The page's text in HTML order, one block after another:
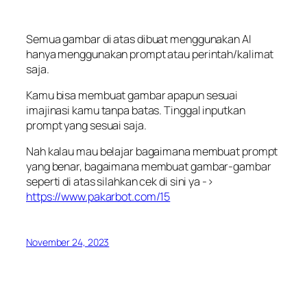
Semua gambar di atas dibuat menggunakan AI
hanya menggunakan prompt atau perintah/kalimat
saja.
Kamu bisa membuat gambar apapun sesuai
imajinasi kamu tanpa batas. Tinggal inputkan
prompt yang sesuai saja.
Nah kalau mau belajar bagaimana membuat prompt
yang benar, bagaimana membuat gambar-gambar
seperti di atas silahkan cek di sini ya ->
https://www.pakarbot.com/15
November 24, 2023